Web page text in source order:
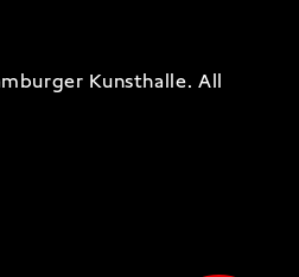
Kunsthalle. All